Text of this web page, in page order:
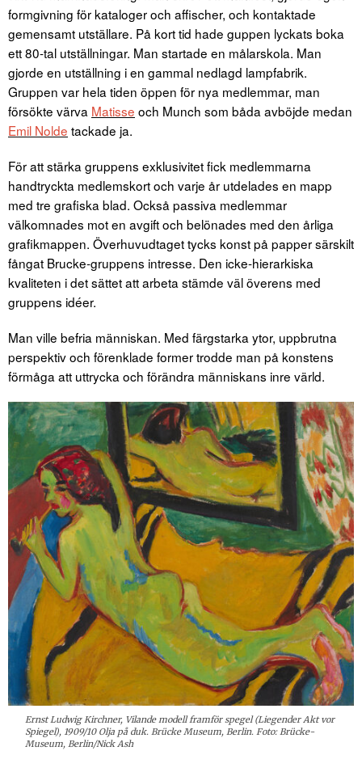
formgivning för kataloger och affischer, och kontaktade
gemensamt utställare. På kort tid hade guppen lyckats boka
ett 80-tal utställningar. Man startade en målarskola. Man
gjorde en utställning i en gammal nedlagd lampfabrik.
Gruppen var hela tiden öppen för nya medlemmar, man
försökte värva Matisse och Munch som båda avböjde medan
Emil Nolde tackade ja.
För att stärka gruppens exklusivitet fick medlemmarna
handtryckta medlemskort och varje år utdelades en mapp
med tre grafiska blad. Också passiva medlemmar
välkomnades mot en avgift och belönades med den årliga
grafikmappen. Överhuvudtaget tycks konst på papper särskilt
fångat Brucke-gruppens intresse. Den icke-hierarkiska
kvaliteten i det sättet att arbeta stämde väl överens med
gruppens idéer.
Man ville befria människan. Med färgstarka ytor, uppbrutna
perspektiv och förenklade former trodde man på konstens
förmåga att uttrycka och förändra människans inre värld.
Ernst Ludwig Kirchner, Vilande modell framför spegel (Liegender Akt vor
Spiegel), 1909/10 Olja på duk. Brücke Museum, Berlin. Foto: Brücke-
Museum, Berlin/Nick Ash